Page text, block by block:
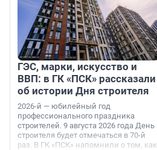
ГЭС, марки, искусство и
ВВП: в ГК «ПСК» рассказали
об истории Дня строителя
2026-й — юбилейный год
профессионального праздника
строителей. 9 августа 2026 года День
строителя будет отмечаться в 70-й
раз. В ГК «ПСК» напомнили о том, как